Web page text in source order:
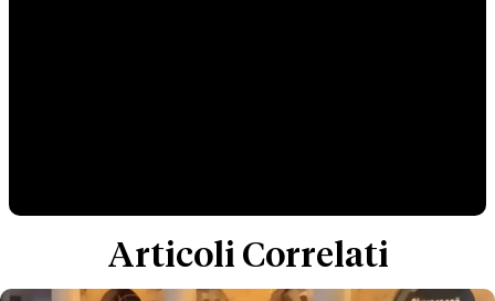
Articoli Correlati